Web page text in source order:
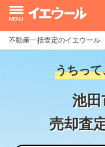
不動産一括査定のイエウール
うちっ
池
売却査
イエウール加盟希望の
初めての方へ
不動産売却の流れ
不動産の売却・一括査